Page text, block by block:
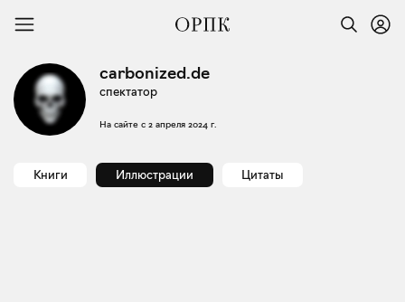
carbonized.de
спектатор
На сайте с 2 апреля 2024 г.
Книги Иллюстрации Цитаты